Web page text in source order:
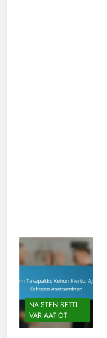
NAISTEN SETTI
VARIAATIOT